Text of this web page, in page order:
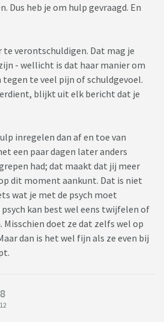
Dus heb je om hulp gevraagd. En
te verontschuldigen. Dat mag je
- wellicht is dat haar manier om
te veel pijn of schuldgevoel.
blijkt uit elk bericht dat je
inregelen dan af en toe van
een paar dagen later anders
had; dat maakt dat jij meer
dit moment aankunt. Dat is niet
wat je met de psych moet
kan best wel eens twijfelen of
Misschien doet ze dat zelfs wel op
dan is het wel fijn als ze even bij